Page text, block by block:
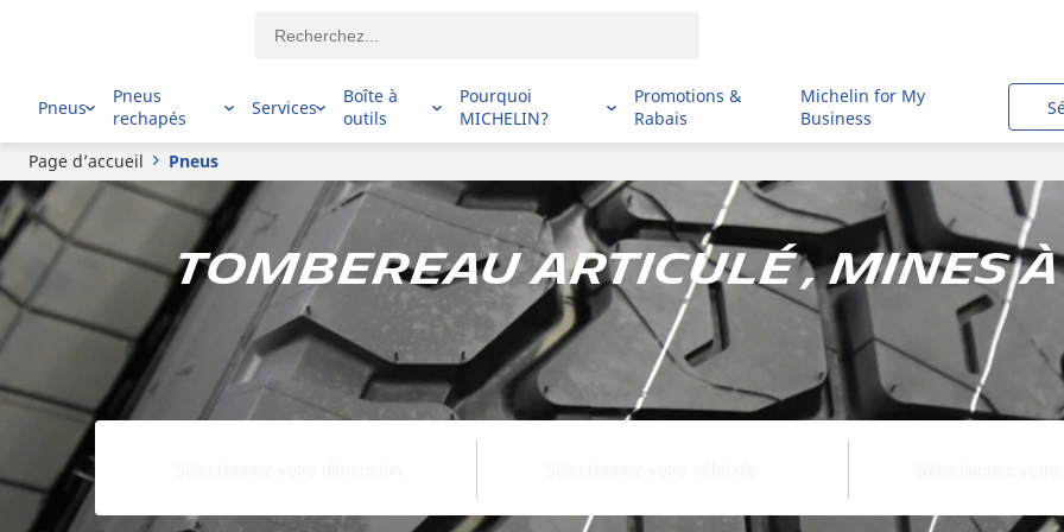
Pneus
Pneus
rechapés
Services
Boîte à
outils
Pourquoi
MICHELIN?
Promotions &
Rabais
Michelin for My
Business
Page d’accueil Pneus
Tombereau articulé , Mines